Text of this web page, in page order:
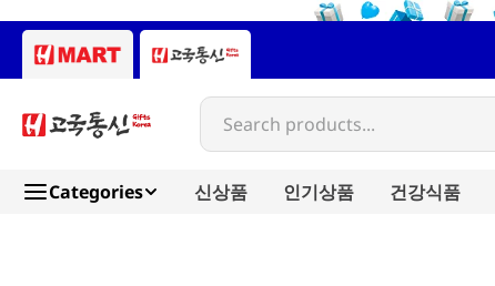
Search products...
Categories 신상품 인기상품 건강식품